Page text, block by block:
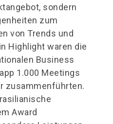
sondern
zum
von Trends und
Highlight waren die
Business
1.000 Meetings
zusammenführten.
Award